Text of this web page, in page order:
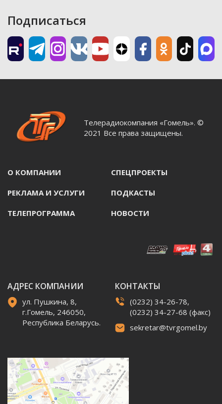
Подписаться
Телерадиокомпания «Гомель». ©
2021 Все права защищены.
О КОМПАНИИ СПЕЦПРОЕКТЫ
РЕКЛАМА И УСЛУГИ ПОДКАСТЫ
ТЕЛЕПРОГРАММА НОВОСТИ
АДРЕС КОМПАНИИ
ул. Пушкина, 8,
г.Гомель, 246050,
Республика Беларусь.
КОНТАКТЫ
(0232) 34-26-78,
(0232) 34-27-68 (факс)
sekretar@tvrgomel.by